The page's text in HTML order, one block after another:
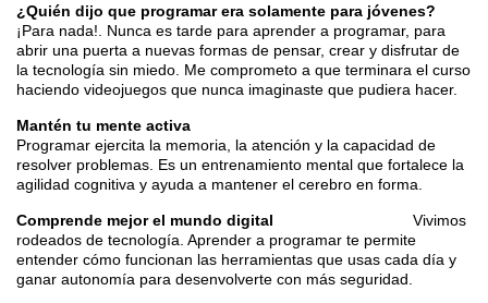
¿Quién dijo que programar era solamente para jóvenes?
¡Para nada!. Nunca es tarde para aprender a programar, para
abrir una puerta a nuevas formas de pensar, crear y disfrutar de
la tecnología sin miedo. Me comprometo a que terminara el curso
haciendo videojuegos que nunca imaginaste que pudiera hacer.
Mantén tu mente activa
Programar ejercita la memoria, la atención y la capacidad de
resolver problemas. Es un entrenamiento mental que fortalece la
agilidad cognitiva y ayuda a mantener el cerebro en forma.
Comprende mejor el mundo digital Vivimos
rodeados de tecnología. Aprender a programar te permite
entender cómo funcionan las herramientas que usas cada día y
ganar autonomía para desenvolverte con más seguridad.